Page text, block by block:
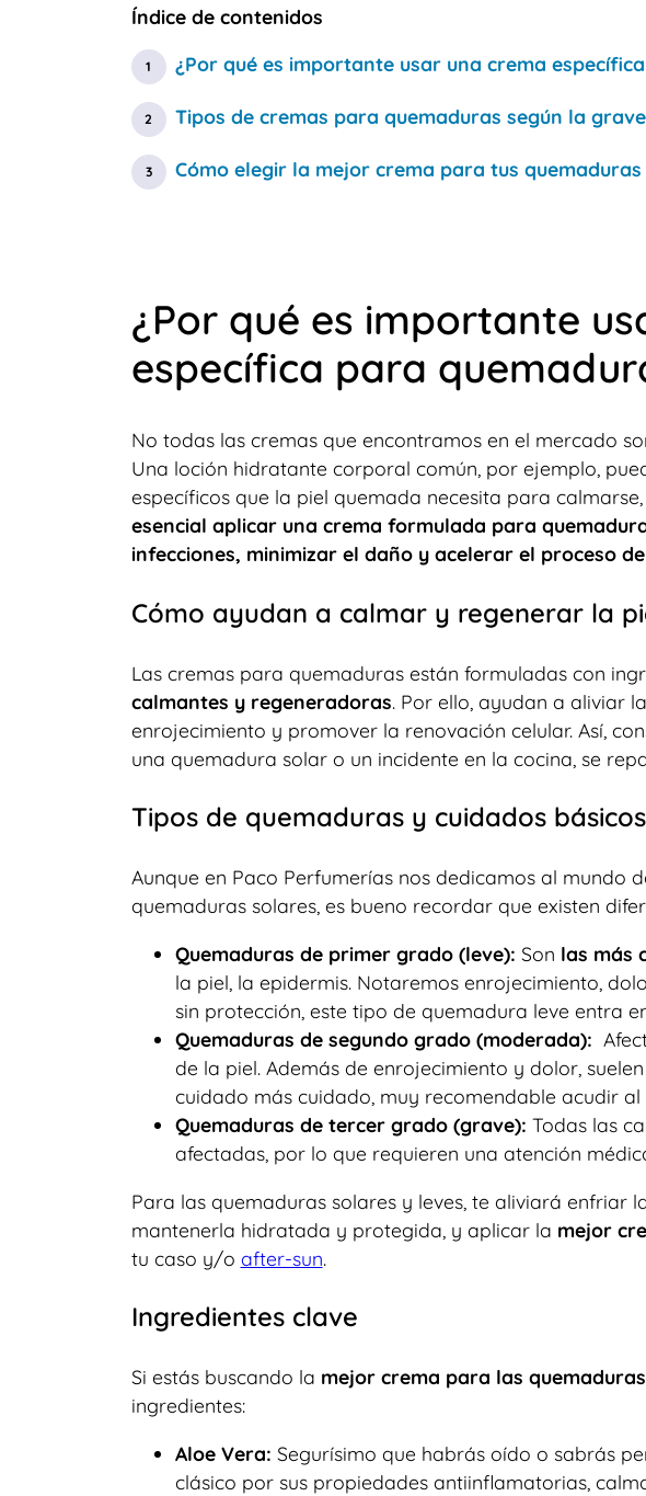
Índice de contenidos
¿Por qué es importante usar una crema
Tipos de cremas para quemaduras según la
Cómo elegir la mejor crema para tus quemaduras
¿Por qué es importante
específica para
No todas las cremas que encontramos en el mercado
Una loción hidratante corporal común, por ejemplo,
específicos que la piel quemada necesita para
esencial aplicar una crema formulada para
infecciones, minimizar el daño y acelerar el proceso
Cómo ayudan a calmar y regenerar la
Las cremas para quemaduras están formuladas con
calmantes y regeneradoras. Por ello, ayudan a aliviar
enrojecimiento y promover la renovación celular. Así,
una quemadura solar o un incidente en la cocina, se
Tipos de quemaduras y cuidados básicos
Aunque en Paco Perfumerías nos dedicamos al mundo
quemaduras solares, es bueno recordar que existen
Quemaduras de primer grado (leve): Son las más
la piel, la epidermis. Notaremos enrojecimiento,
sin protección, este tipo de quemadura leve entra
Quemaduras de segundo grado (moderada):
de la piel. Además de enrojecimiento y dolor,
cuidado más cuidado, muy recomendable acudir al
Quemaduras de tercer grado (grave): Todas las
afectadas, por lo que requieren una atención
Para las quemaduras solares y leves, te aliviará enfriar
mantenerla hidratada y protegida, y aplicar la mejor
tu caso y/o after-sun.
Ingredientes clave
Si estás buscando la mejor crema para las quemaduras
ingredientes:
Aloe Vera: Segurísimo que habrás oído o sabrás
clásico por sus propiedades antiinflamatorias,